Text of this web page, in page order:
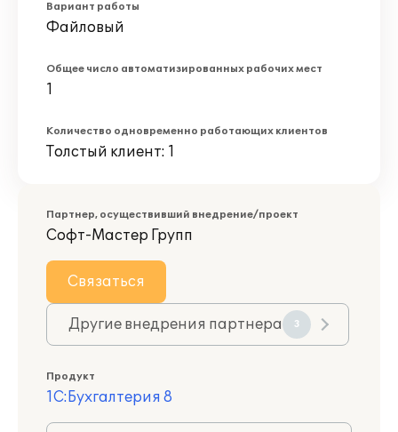
Вариант работы
Файловый
Общее число автоматизированных рабочих мест
1
Количество одновременно работающих клиентов
Толстый клиент: 1
Партнер, осуществивший внедрение/проект
Софт-Мастер Групп
Связаться
Другие внедрения партнера 3
Продукт
1С:Бухгалтерия 8